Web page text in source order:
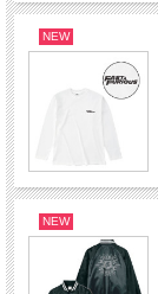
NEW
NEW